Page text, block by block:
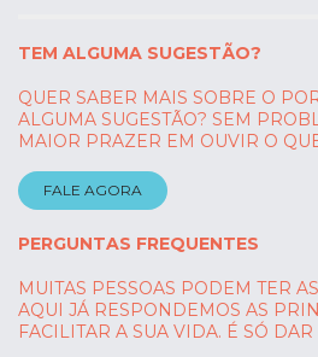
TEM ALGUMA SUGESTÃO?
QUER SABER MAIS SOBRE O
ALGUMA SUGESTÃO? SEM
MAIOR PRAZER EM OUVIR O
FALE AGORA
PERGUNTAS FREQUENTES
MUITAS PESSOAS PODEM TER
AQUI JÁ RESPONDEMOS AS
FACILITAR A SUA VIDA. É SÓ